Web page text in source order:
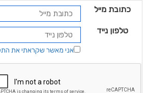
מייל
אני מאשר שקראתי את התקנון